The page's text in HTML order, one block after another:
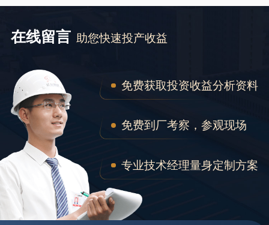
在线留言 助您快速投产收益
免费获取投资收益分析资料
免费到厂考察，参观现场
专业技术经理量身定制方案